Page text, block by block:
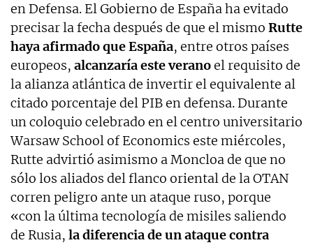
en Defensa. El Gobierno de España ha evitado
precisar la fecha después de que el mismo Rutte
haya afirmado que España, entre otros países
europeos, alcanzaría este veranoel requisito de
la alianza atlántica de invertir el equivalente al
citado porcentaje del PIB en defensa. Durante
un coloquio celebrado en el centro universitario
Warsaw School of Economics este miércoles,
Rutte advirtió asimismo a Moncloa de que no
sólo los aliados del flanco oriental de la OTAN
corren peligro ante un ataque ruso, porque
«con la última tecnología de misiles saliendo
de Rusia, la diferencia de un ataque contra